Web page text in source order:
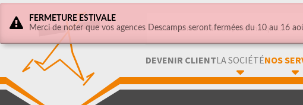
DEVENIR CLIENTLA SOCIÉTÉNOS
FERMETURE ESTIVALE
Merci de noter que vos agences Descamps seront fermées du 10 au 16